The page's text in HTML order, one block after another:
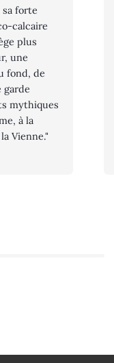
forte
calcaire
plus
une
fond, de
garde
mythiques
à la
Vienne."